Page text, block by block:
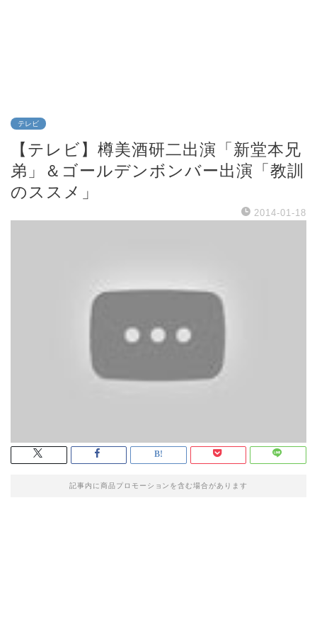
テレビ
【テレビ】樽美酒研二出演「新堂本兄
弟」＆ゴールデンボンバー出演「教訓
のススメ」
2014-01-18
記事内に商品プロモーションを含む場合があります